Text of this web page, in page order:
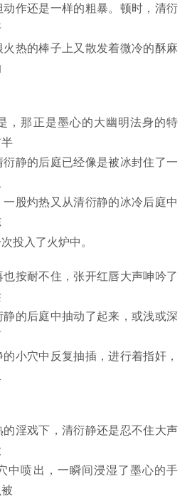
作还是一样的粗暴。顿时，清衍
热的棒子上又散发着微冷的酥麻
那正是墨心的大幽明法身的特
静的后庭已经像是被冰封住了一
股灼热又从清衍静的冰冷后庭中
投入了火炉中。
按耐不住，张开红唇大声呻吟了
静的后庭中抽动了起来，或浅或深
小穴中反复抽插，进行着指奸，
淫戏下，清衍静还是忍不住大声
中喷出，一瞬间浸湿了墨心的手